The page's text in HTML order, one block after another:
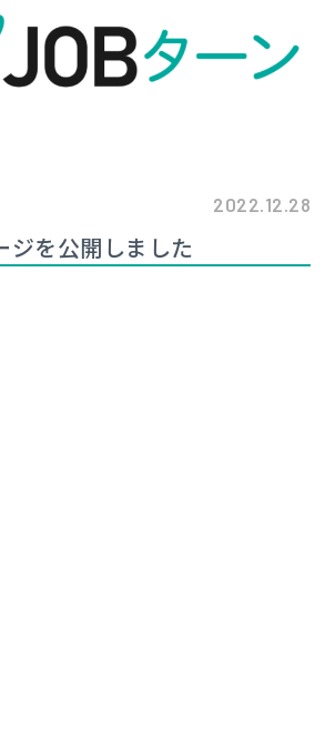
2022.12.28
ジを公開しました